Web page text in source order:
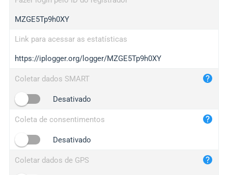
wl.gl
ed.tc
iplogger.com
maper.info
2no.co
yip.su
iplogger.info
MZGE5Tp9h0XY
Link para acessar as estatísticas
https://iplogger.org/logger/MZGE5Tp9h0XY
Coletar dados SMART
Desativado
Coleta de consentimentos
Desativado
Coletar dados de GPS